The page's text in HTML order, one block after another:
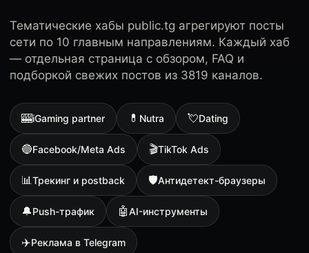
Тематические хабы public.tg агрегируют посты
сети по 10 главным направлениям. Каждый хаб
— отдельная страница с обзором, FAQ и
подборкой свежих постов из 3819 каналов.
🎰iGaming partner 💊 Nutra 💘Dating
🔵Facebook/Meta Ads 🎬TikTok Ads
📊Трекинг и postback 🛡Антидетект-браузеры
🔔Push-трафик 🤖AI-инструменты
✈️Реклама в Telegram